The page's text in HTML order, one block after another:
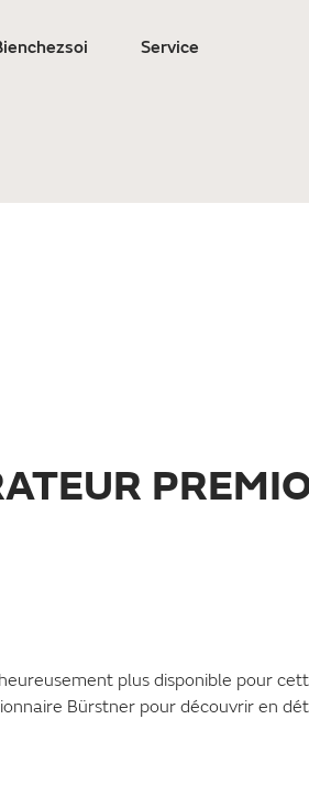
Service
plus disponible pour
Bürstner pour découvrir en